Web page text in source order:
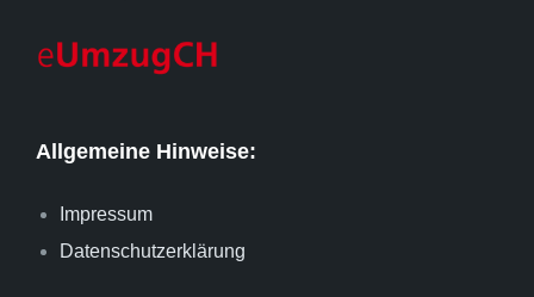
Allgemeine Hinweise:
Impressum
Datenschutzerklärung